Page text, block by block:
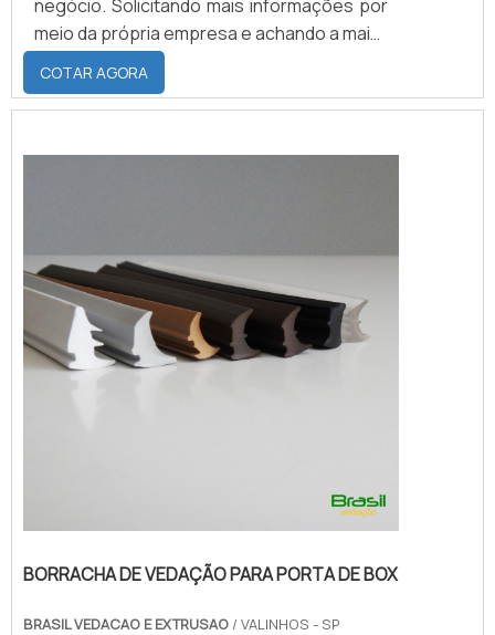
negócio. Solicitando mais informações por
meio da própria empresa e achando a maior
referência de qualidade da área de
atuação.DETALHES SOBRE BORRACHA DE
VEDAÇÃO PARA PORTASe alguém quer
COTAR AGORA
BORRACHA DE VEDAÇÃO PARA PORTA DE BOX
BRASIL VEDACAO E EXTRUSAO / VALINHOS - SP